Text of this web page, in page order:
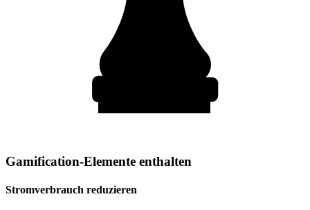
Gamification-Elemente enthalten
Stromverbrauch reduzieren